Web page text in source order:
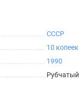
СССР
10 копеек
1990
Рубчатый